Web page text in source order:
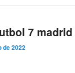
7 madrid
de 2022